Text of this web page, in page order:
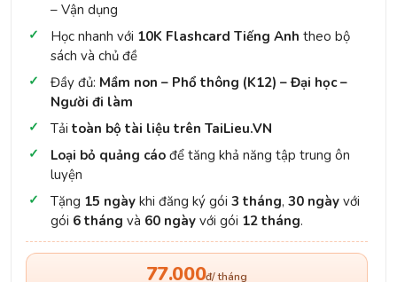
– Vận dụng
Học nhanh với 10K Flashcard Tiếng Anh theo bộ
sách và chủ đề
Đầy đủ: Mầm non – Phổ thông (K12) – Đại học –
Người đi làm
Tải toàn bộ tài liệu trên TaiLieu.VN
Loại bỏ quảng cáo để tăng khả năng tập trung ôn
luyện
Tặng 15 ngày khi đăng ký gói 3 tháng, 30 ngày với
gói 6 tháng và 60 ngày với gói 12 tháng.
77.000đ/ tháng